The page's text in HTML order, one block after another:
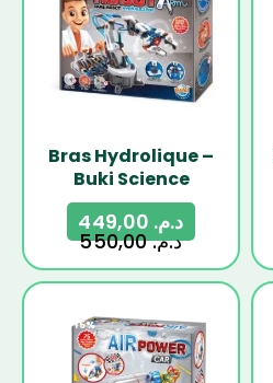
Bras Hydrolique –
Buki Science
د.م.550,00
د.م.
-15%